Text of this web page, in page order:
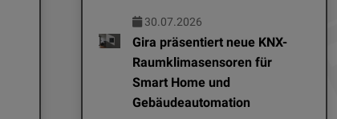
30.07.2026
Gira präsentiert neue KNX-
Raumklimasensoren für
Smart Home und
Gebäudeautomation